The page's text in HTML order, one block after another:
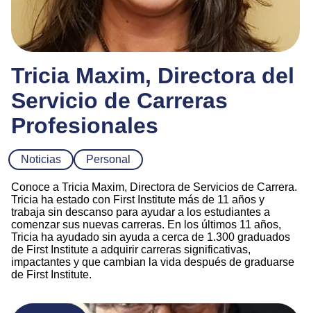
Tricia Maxim, Directora del
Servicio de Carreras
Profesionales
Noticias Personal
Conoce a Tricia Maxim, Directora de Servicios de Carrera.
Tricia ha estado con First Institute más de 11 años y
trabaja sin descanso para ayudar a los estudiantes a
comenzar sus nuevas carreras. En los últimos 11 años,
Tricia ha ayudado sin ayuda a cerca de 1.300 graduados
de First Institute a adquirir carreras significativas,
impactantes y que cambian la vida después de graduarse
de First Institute.